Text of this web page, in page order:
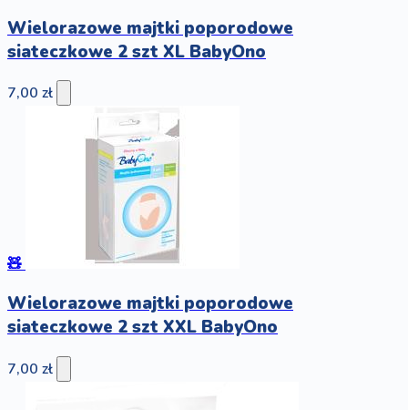
Wielorazowe majtki poporodowe
siateczkowe 2 szt XL BabyOno
7,00 zł
🧸
Wielorazowe majtki poporodowe
siateczkowe 2 szt XXL BabyOno
7,00 zł